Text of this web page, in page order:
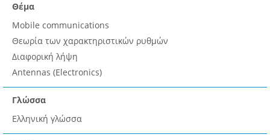
Θέμα
Mobile communications
Θεωρία των χαρακτηριστικών ρυθμών
Διαφορική λήψη
Antennas (Electronics)
Γλώσσα
Ελληνική γλώσσα